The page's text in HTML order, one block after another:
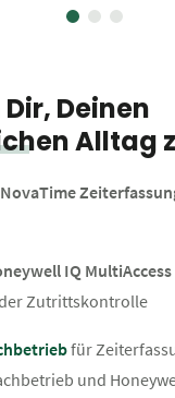
Deinen
Alltag
IQ MultiAccess
Zutrittskontrolle
für
und